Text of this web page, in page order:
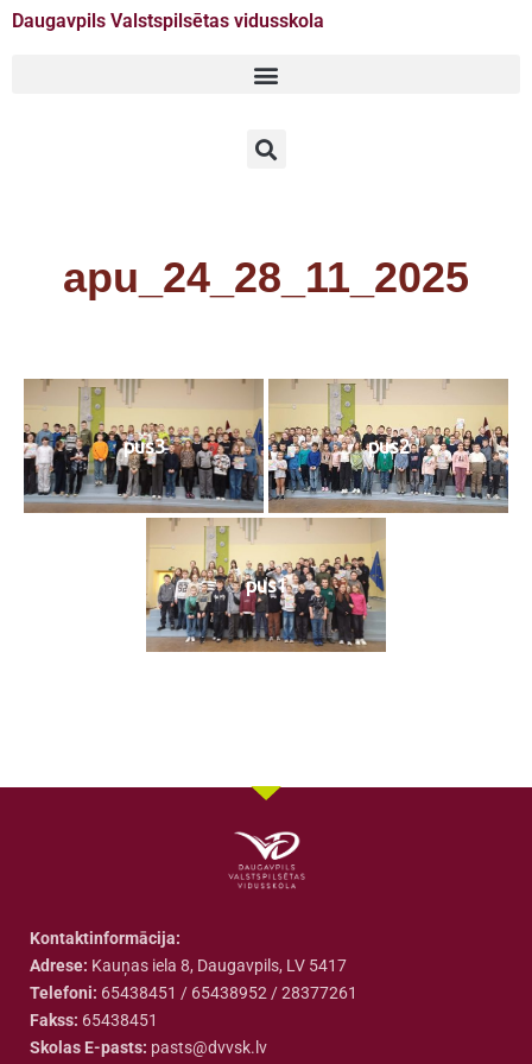
Daugavpils Valstspilsētas vidusskola
apu_24_28_11_2025
pus3 pus2
pus1
Kontaktinformācija:
Adrese: Kauņas iela 8, Daugavpils, LV 5417
Telefoni: 65438451 / 65438952 / 28377261
Fakss: 65438451
Skolas E-pasts: pasts@dvvsk.lv